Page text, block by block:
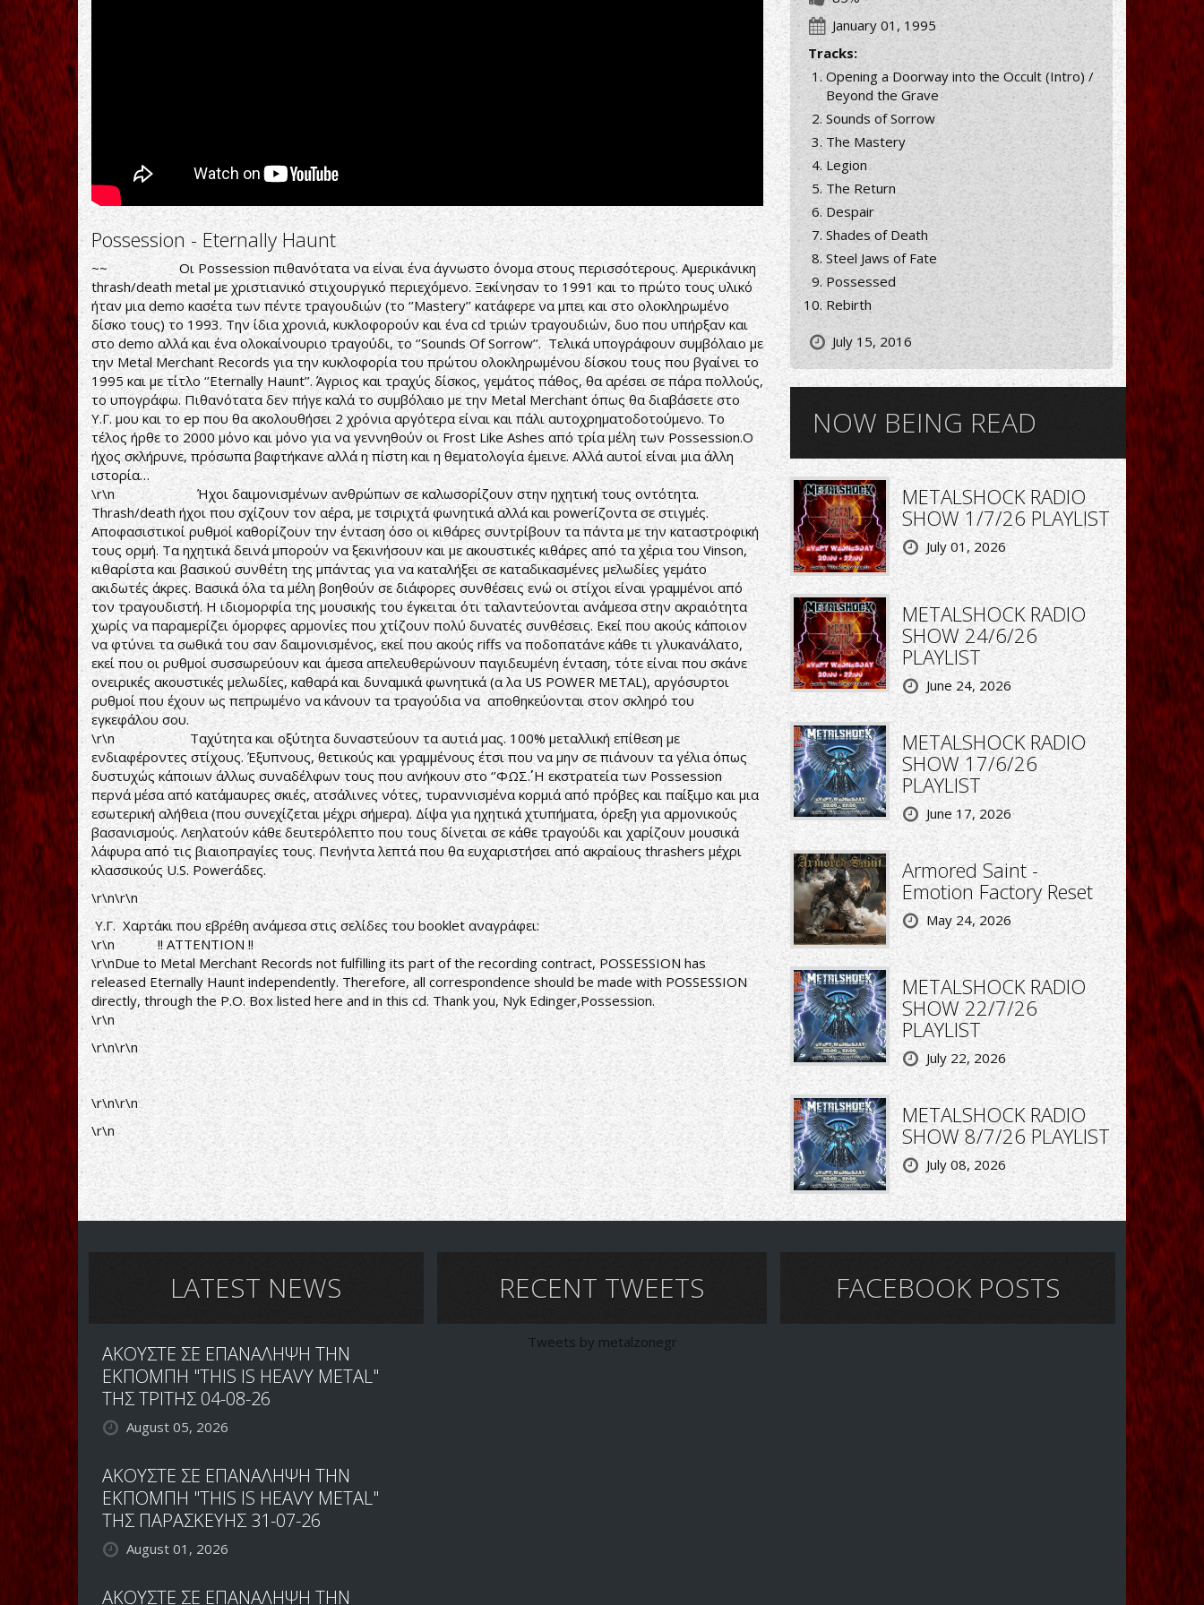
Possession - Eternally Haunt
~~ Οι Possession πιθανότατα να είναι ένα άγνωστο όνομα στους περισσότερους. Αμερικάνικη
thrash/death metal με χριστιανικό στιχουργικό περιεχόμενο. Ξεκίνησαν το 1991 και το πρώτο τους υλικό
ήταν μια demo κασέτα των πέντε τραγουδιών (το ‘’Mastery’’ κατάφερε να μπει και στο ολοκληρωμένο
δίσκο τους) το 1993. Την ίδια χρονιά, κυκλοφορούν και ένα cd τριών τραγουδιών, δυο που υπήρξαν και
στο demo αλλά και ένα ολοκαίνουριο τραγούδι, το ‘’Sounds Of Sorrow’’. Τελικά υπογράφουν συμβόλαιο με
την Metal Merchant Records για την κυκλοφορία του πρώτου ολοκληρωμένου δίσκου τους που βγαίνει το
1995 και με τίτλο ‘’Eternally Haunt’’. Άγριος και τραχύς δίσκος, γεμάτος πάθος, θα αρέσει σε πάρα πολλούς,
το υπογράφω. Πιθανότατα δεν πήγε καλά το συμβόλαιο με την Metal Merchant όπως θα διαβάσετε στο
Υ.Γ. μου και το ep που θα ακολουθήσει 2 χρόνια αργότερα είναι και πάλι αυτοχρηματοδοτούμενο. Το
τέλος ήρθε το 2000 μόνο και μόνο για να γεννηθούν οι Frost Like Ashes από τρία μέλη των Possession.Ο
ήχος σκλήρυνε, πρόσωπα βαφτήκανε αλλά η πίστη και η θεματολογία έμεινε. Αλλά αυτοί είναι μια άλλη
ιστορία…
\r\n Ήχοι δαιμονισμένων ανθρώπων σε καλωσορίζουν στην ηχητική τους οντότητα.
Thrash/death ήχοι που σχίζουν τον αέρα, με τσιριχτά φωνητικά αλλά και powerίζοντα σε στιγμές.
Αποφασιστικοί ρυθμοί καθορίζουν την ένταση όσο οι κιθάρες συντρίβουν τα πάντα με την καταστροφική
τους ορμή. Τα ηχητικά δεινά μπορούν να ξεκινήσουν και με ακουστικές κιθάρες από τα χέρια του Vinson,
κιθαρίστα και βασικού συνθέτη της μπάντας για να καταλήξει σε καταδικασμένες μελωδίες γεμάτο
ακιδωτές άκρες. Βασικά όλα τα μέλη βοηθούν σε διάφορες συνθέσεις ενώ οι στίχοι είναι γραμμένοι από
τον τραγουδιστή. Η ιδιομορφία της μουσικής του έγκειται ότι ταλαντεύονται ανάμεσα στην ακραιότητα
χωρίς να παραμερίζει όμορφες αρμονίες που χτίζουν πολύ δυνατές συνθέσεις. Εκεί που ακούς κάποιον
να φτύνει τα σωθικά του σαν δαιμονισμένος, εκεί που ακούς riffs να ποδοπατάνε κάθε τι γλυκανάλατο,
εκεί που οι ρυθμοί συσσωρεύουν και άμεσα απελευθερώνουν παγιδευμένη ένταση, τότε είναι που σκάνε
ονειρικές ακουστικές μελωδίες, καθαρά και δυναμικά φωνητικά (α λα US POWER METAL), αργόσυρτοι
ρυθμοί που έχουν ως πεπρωμένο να κάνουν τα τραγούδια να αποθηκεύονται στον σκληρό του
εγκεφάλου σου.
\r\n Ταχύτητα και οξύτητα δυναστεύουν τα αυτιά μας. 100% μεταλλική επίθεση με
ενδιαφέροντες στίχους. Έξυπνους, θετικούς και γραμμένους έτσι που να μην σε πιάνουν τα γέλια όπως
δυστυχώς κάποιων άλλως συναδέλφων τους που ανήκουν στο ‘’ΦΩΣ΄΄. Η εκστρατεία των Possession
περνά μέσα από κατάμαυρες σκιές, ατσάλινες νότες, τυραννισμένα κορμιά από πρόβες και παίξιμο και μια
εσωτερική αλήθεια (που συνεχίζεται μέχρι σήμερα). Δίψα για ηχητικά χτυπήματα, όρεξη για αρμονικούς
βασανισμούς. Λεηλατούν κάθε δευτερόλεπτο που τους δίνεται σε κάθε τραγούδι και χαρίζουν μουσικά
λάφυρα από τις βιαιοπραγίες τους. Πενήντα λεπτά που θα ευχαριστήσει από ακραίους thrashers μέχρι
κλασσικούς U.S. Powerάδες.
\r\n\r\n
Υ.Γ. Χαρτάκι που εβρέθη ανάμεσα στις σελίδες του booklet αναγράφει:
\r\n !! ATTENTION !!
\r\nDue to Metal Merchant Records not fulfilling its part of the recording contract, POSSESSION has
released Eternally Haunt independently. Therefore, all correspondence should be made with POSSESSION
directly, through the P.O. Box listed here and in this cd. Thank you, Nyk Edinger,Possession.
\r\n
\r\n\r\n
\r\n\r\n
\r\n
January 01, 1995
Tracks:
Opening a Doorway into the Occult (Intro) /
Beyond the Grave
Sounds of Sorrow
The Mastery
Legion
The Return
Despair
Shades of Death
Steel Jaws of Fate
Possessed
Rebirth
July 15, 2016
NOW BEING READ
METALSHOCK RADIO
SHOW 1/7/26 PLAYLIST
July 01, 2026
METALSHOCK RADIO
SHOW 24/6/26
PLAYLIST
June 24, 2026
METALSHOCK RADIO
SHOW 17/6/26
PLAYLIST
June 17, 2026
Armored Saint -
Emotion Factory Reset
May 24, 2026
METALSHOCK RADIO
SHOW 22/7/26
PLAYLIST
July 22, 2026
METALSHOCK RADIO
SHOW 8/7/26 PLAYLIST
July 08, 2026
LATEST NEWS
ΑΚΟΥΣΤΕ ΣΕ ΕΠΑΝΑΛΗΨΗ ΤΗΝ
ΕΚΠΟΜΠΗ "THIS IS HEAVY METAL"
ΤΗΣ ΤΡΙΤΗΣ 04-08-26
August 05, 2026
ΑΚΟΥΣΤΕ ΣΕ ΕΠΑΝΑΛΗΨΗ ΤΗΝ
ΕΚΠΟΜΠΗ "THIS IS HEAVY METAL"
ΤΗΣ ΠΑΡΑΣΚΕΥΗΣ 31-07-26
August 01, 2026
ΑΚΟΥΣΤΕ ΣΕ ΕΠΑΝΑΛΗΨΗ ΤΗΝ
RECENT TWEETS
Tweets by metalzonegr
FACEBOOK POSTS